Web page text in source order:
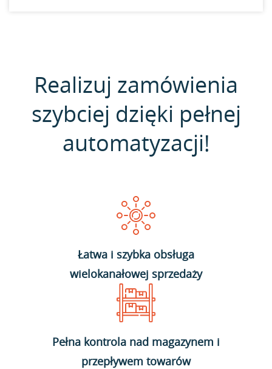
Realizuj zamówienia
szybciej dzięki pełnej
automatyzacji!
Łatwa i szybka obsługa
wielokanałowej sprzedaży
Pełna kontrola nad magazynem i
przepływem towarów